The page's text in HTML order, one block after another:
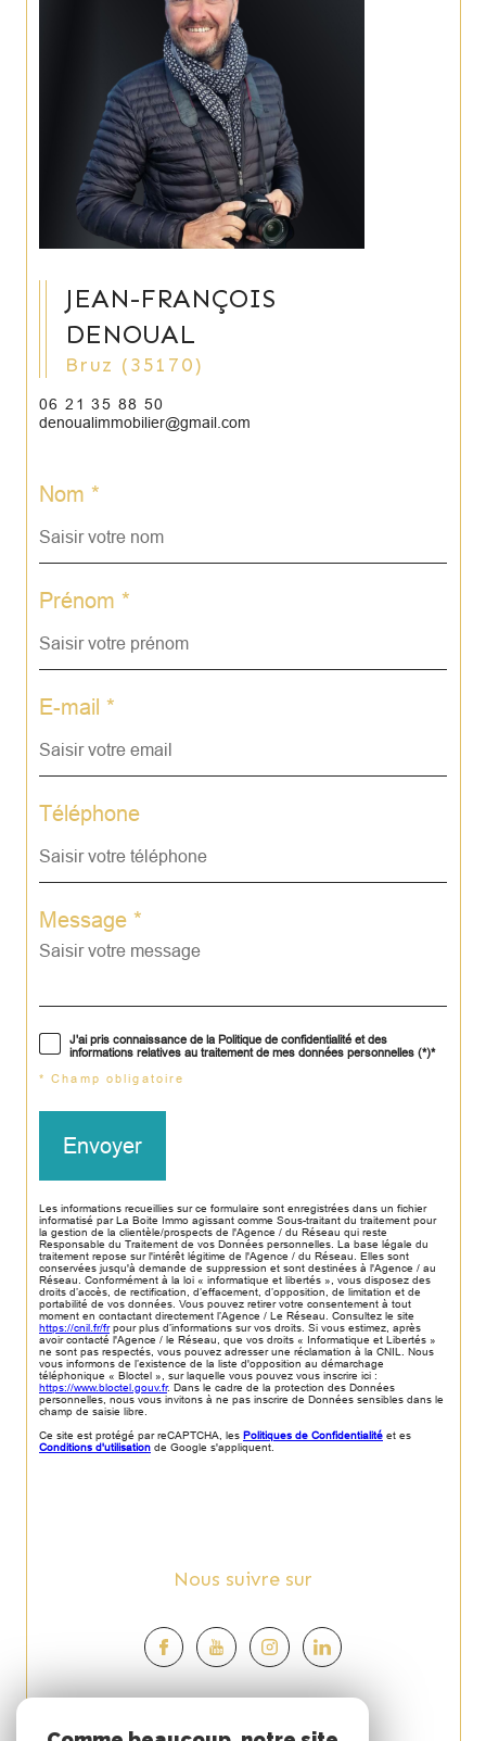
JEAN-FRANÇOIS
DENOUAL
Bruz (35170)
06 21 35 88 50
denoualimmobilier@gmail.com
Nom *
Prénom *
E-mail *
Téléphone
Message *
J'ai pris connaissance de la Politique de confidentialité et des
informations relatives au traitement de mes données personnelles (*)*
* Champ obligatoire
Envoyer
Les informations recueillies sur ce formulaire sont enregistrées dans un fichier
informatisé par La Boite Immo agissant comme Sous-traitant du traitement pour
la gestion de la clientèle/prospects de l'Agence / du Réseau qui reste
Responsable du Traitement de vos Données personnelles. La base légale du
traitement repose sur l'intérêt légitime de l'Agence / du Réseau. Elles sont
conservées jusqu'à demande de suppression et sont destinées à l'Agence / au
Réseau. Conformément à la loi « informatique et libertés », vous disposez des
droits d’accès, de rectification, d’effacement, d’opposition, de limitation et de
portabilité de vos données. Vous pouvez retirer votre consentement à tout
moment en contactant directement l’Agence / Le Réseau. Consultez le site
https://cnil.fr/frpour plus d’informations sur vos droits. Si vous estimez, après
avoir contacté l'Agence / le Réseau, que vos droits « Informatique et Libertés »
ne sont pas respectés, vous pouvez adresser une réclamation à la CNIL. Nous
vous informons de l’existence de la liste d'opposition au démarchage
téléphonique « Bloctel », sur laquelle vous pouvez vous inscrire ici :
https://www.bloctel.gouv.fr. Dans le cadre de la protection des Données
personnelles, nous vous invitons à ne pas inscrire de Données sensibles dans le
champ de saisie libre.
Ce site est protégé par reCAPTCHA, les Politiques de Confidentialité et es
Conditions d'utilisation de Google s'appliquent.
Nous suivre sur
Espace